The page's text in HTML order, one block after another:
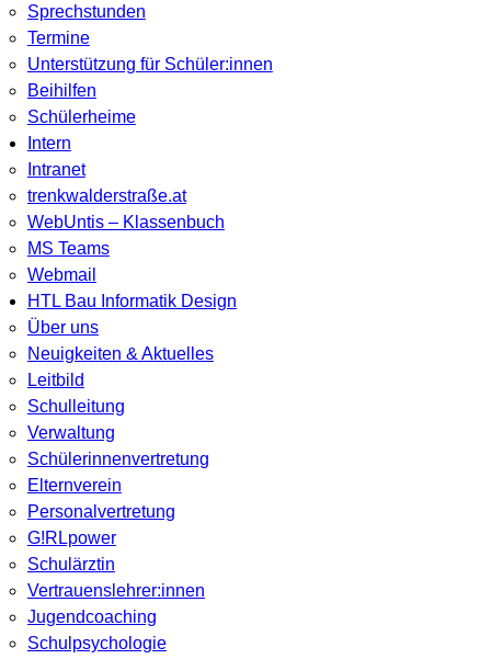
Sprechstunden
Termine
Unterstützung für Schüler:innen
Beihilfen
Schülerheime
Intern
Intranet
trenkwalderstraße.at
WebUntis – Klassenbuch
MS Teams
Webmail
HTL Bau Informatik Design
Über uns
Neuigkeiten & Aktuelles
Leitbild
Schulleitung
Verwaltung
Schülerinnenvertretung
Elternverein
Personalvertretung
G!RLpower
Schulärztin
Vertrauenslehrer:innen
Jugendcoaching
Schulpsychologie